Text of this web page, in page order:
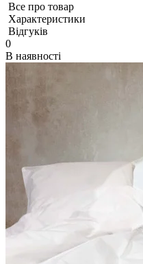
Все про товар
Характеристики
Відгуків
0
В наявності